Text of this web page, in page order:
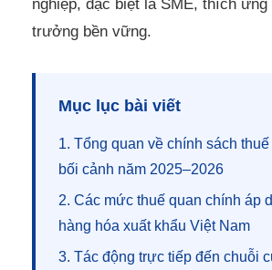
nghiệp, đặc biệt là SME, thích
trưởng bền vững.
Mục lục bài viết
1. Tổng quan về chính sách
bối cảnh năm 2025–2026
2. Các mức thuế quan chính áp
hàng hóa xuất khẩu Việt Nam
3. Tác động trực tiếp đến chuỗi